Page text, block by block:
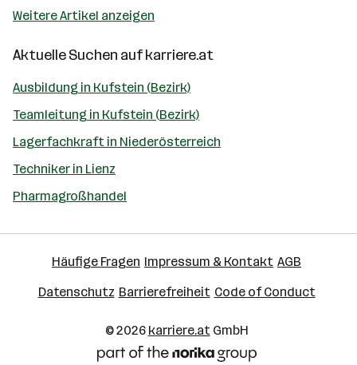
Weitere Artikel anzeigen
Aktuelle Suchen aufkarriere.at
Ausbildung in Kufstein (Bezirk)
Teamleitung in Kufstein (Bezirk)
Lagerfachkraft in Niederösterreich
Techniker in Lienz
Pharmagroßhandel
Häufige Fragen Impressum & Kontakt AGB
Datenschutz Barrierefreiheit Code of Conduct
© 2026 karriere.atGmbH